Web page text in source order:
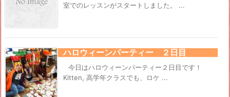
室でのレッスンがスタートしました。 ...
ハロウィーンパーティー ２日目
今日はハロウィーンパーティー２日目です！
Kitten, 高学年クラスでも、ロケ ...